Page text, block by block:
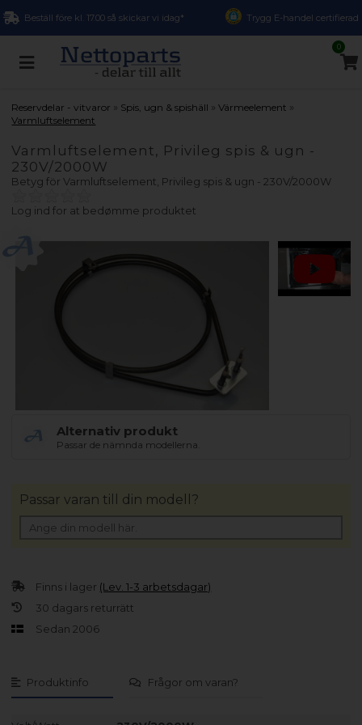
Beställ före kl. 17.00 så skickar vi idag* Trygg E-handel certifierad
0
Reservdelar - vitvaror » Spis, ugn & spishäll »Värmeelement »
Varmluftselement
Varmluftselement, Privileg spis & ugn -
230V/2000W
Betyg förVarmluftselement, Privileg spis & ugn - 230V/2000W
Log ind for at bedømme produktet
Alternativ produkt
Passar de nämnda modellerna.
Produktinfo Frågor om varan?
Finns i lager (Lev. 1-3 arbetsdagar)
30 dagars returrätt
Sedan 2006
Passar varan till din modell?